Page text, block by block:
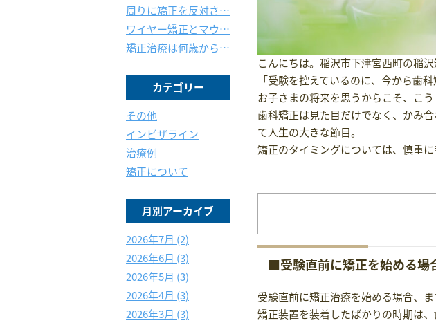
こんにちは。稲沢市下津宮西町の稲
「受験を控えているのに、今から歯
お子さまの将来を思うからこそ、こ
歯科矯正は見た目だけでなく、かみ
て人生の大きな節目。
矯正のタイミングについては、慎重に
■受験直前に矯正を始める場
受験直前に矯正治療を始める場合、
矯正装置を装着したばかりの時期は
周りに矯正を反対さ…
ワイヤー矯正とマウ…
矯正治療は何歳から…
カテゴリー
その他
インビザライン
治療例
矯正について
月別アーカイブ
2026年7月 (2)
2026年6月 (3)
2026年5月 (3)
2026年4月 (3)
2026年3月 (3)